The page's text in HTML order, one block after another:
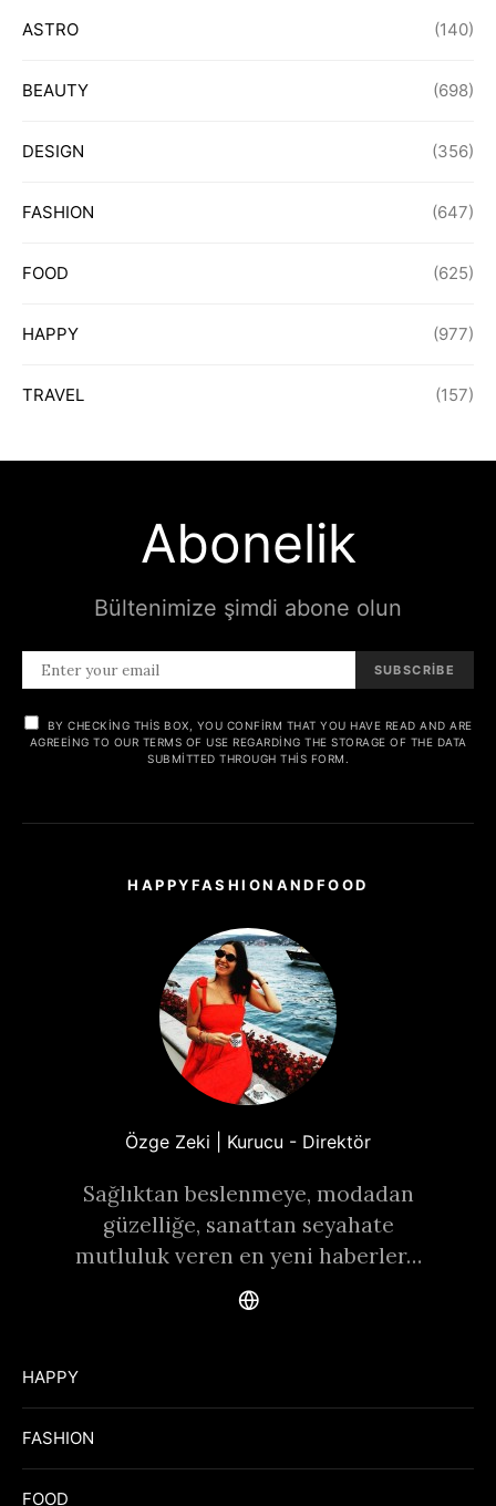
ASTRO (140)
BEAUTY (698)
DESIGN (356)
FASHION (647)
FOOD (625)
HAPPY (977)
TRAVEL (157)
Abonelik
Bültenimize şimdi abone olun
SUBSCRIBE
BY CHECKING THIS BOX, YOU CONFIRM THAT YOU HAVE READ AND ARE
AGREEING TO OUR TERMS OF USE REGARDING THE STORAGE OF THE DATA
SUBMITTED THROUGH THIS FORM.
HAPPYFASHIONANDFOOD
Özge Zeki | Kurucu - Direktör
Sağlıktan beslenmeye, modadan
güzelliğe, sanattan seyahate
mutluluk veren en yeni haberler…
HAPPY
FASHION
FOOD